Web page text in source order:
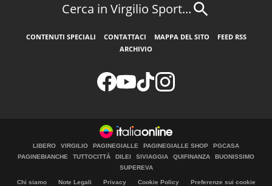
Cerca in Virgilio Sport...
CONTENUTI SPECIALI CONTATTACI MAPPA DEL SITO
FEED RSS
ARCHIVIO
LIBERO VIRGILIO PAGINEGIALLE PAGINEGIALLE SHOP
PGCASA
PAGINEBIANCHE
TUTTOCITTÀ DILEI SIVIAGGIA QUIFINANZA
BUONISSIMO
SUPEREVA
Chi siamo Note Legali Privacy Cookie Policy Preferenze sui cookie